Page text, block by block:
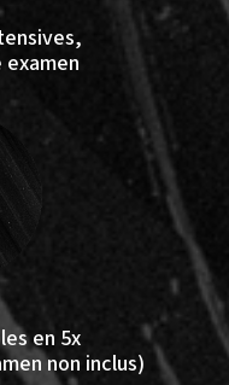
examen
en 5x
non inclus)